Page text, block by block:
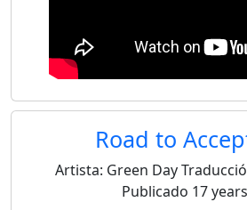
Road to
Artista: Green Day
Publicado 17